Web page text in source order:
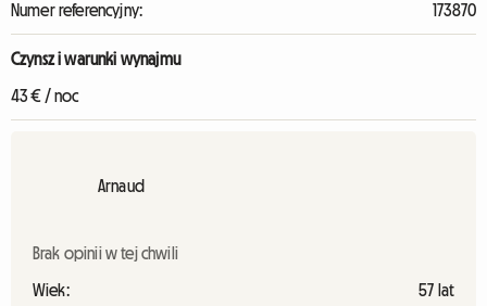
Numer referencyjny:
173870
Czynsz i warunki wynajmu
43 € / noc
Arnaud
Brak opinii w tej chwili
Wiek:
57 lat